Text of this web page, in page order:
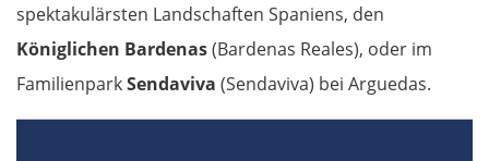
spektakulärsten Landschaften Spaniens, den
Königlichen Bardenas(Bardenas Reales), oder im
FamilienparkSendaviva (Sendaviva) bei Arguedas.